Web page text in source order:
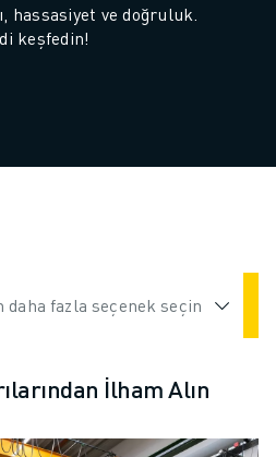
hassasiyet ve doğruluk.
keşfedin!
Endüstriler
daha fazla seçenek seçin
İlham Alın